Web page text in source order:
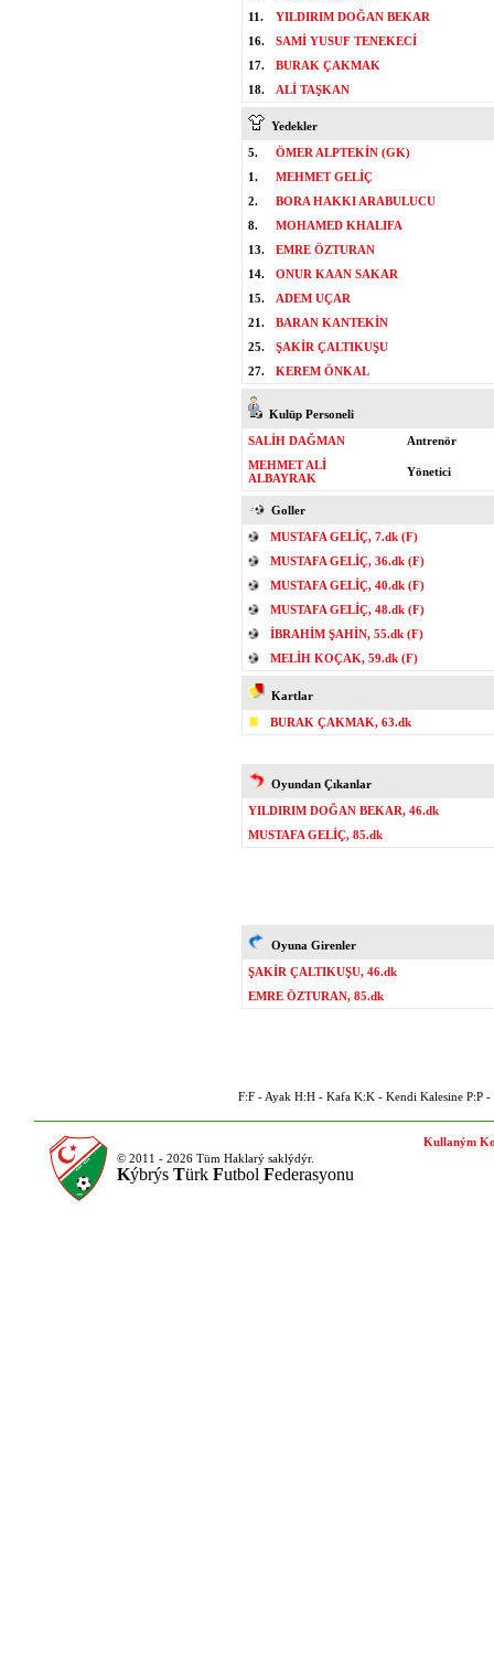
11.
YILDIRIM DOĞAN BEKAR
16.
SAMİ YUSUF TENEKECİ
17.
BURAK ÇAKMAK
18.
ALİ TAŞKAN
Yedekler
5.
ÖMER ALPTEKİN (GK)
1.
MEHMET GELİÇ
2.
BORA HAKKI ARABULUCU
8.
MOHAMED KHALIFA
13.
EMRE ÖZTURAN
14.
ONUR KAAN SAKAR
15.
ADEM UÇAR
21.
BARAN KANTEKİN
25.
ŞAKİR ÇALTIKUŞU
27.
KEREM ÖNKAL
Kulüp Personeli
SALİH DAĞMAN
Antrenör
MEHMET ALİ
ALBAYRAK
Yönetici
Goller
MUSTAFA GELİÇ, 7.dk (F)
MUSTAFA GELİÇ, 36.dk (F)
MUSTAFA GELİÇ, 40.dk (F)
MUSTAFA GELİÇ, 48.dk (F)
İBRAHİM ŞAHİN, 55.dk (F)
MELİH KOÇAK, 59.dk (F)
Kartlar
BURAK ÇAKMAK, 63.dk
Oyundan Çıkanlar
YILDIRIM DOĞAN BEKAR, 46.dk
MUSTAFA GELİÇ, 85.dk
Oyuna Girenler
ŞAKİR ÇALTIKUŞU, 46.dk
EMRE ÖZTURAN, 85.dk
F:F - Ayak H:H - Kafa K:K - Kendi Kalesine P:P -
© 2011 - 2026 Tüm Haklarý saklýdýr.
Kýbrýs Türk Futbol Federasyonu
Kullaným